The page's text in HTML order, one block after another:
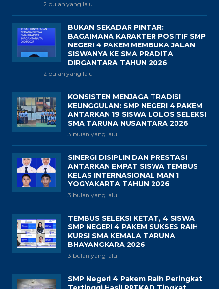
2 bulan yang lalu
BUKAN SEKADAR PINTAR:
BAGAIMANA KARAKTER POSITIF SMP
NEGERI 4 PAKEM MEMBUKA JALAN
SISWANYA KE SMA PRADITA
DIRGANTARA TAHUN 2026
2 bulan yang lalu
KONSISTEN MENJAGA TRADISI
KEUNGGULAN: SMP NEGERI 4 PAKEM
ANTARKAN 19 SISWA LOLOS SELEKSI
SMA TARUNA NUSANTARA 2026
3 bulan yang lalu
SINERGI DISIPLIN DAN PRESTASI
ANTARKAN EMPAT SISWA TEMBUS
KELAS INTERNASIONAL MAN 1
YOGYAKARTA TAHUN 2026
3 bulan yang lalu
TEMBUS SELEKSI KETAT, 4 SISWA
SMP NEGERI 4 PAKEM SUKSES RAIH
KURSI SMA KEMALA TARUNA
BHAYANGKARA 2026
3 bulan yang lalu
SMP Negeri 4 Pakem Raih Peringkat